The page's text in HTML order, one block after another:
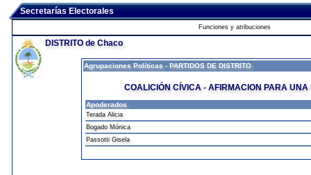
Secretarías Electorales
Funciones y atribuciones
DISTRITO de Chaco
Agrupaciones Políticas - PARTIDOS DE DISTRITO
COALICIÓN CÍVICA - AFIRMACION PARA
Apoderados
Terada Alicia
Bogado Mónica
Passotti Gisela